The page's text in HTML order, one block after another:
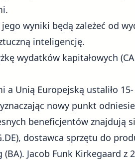
wyniki będą zależeć od
inteligencję.
wydatków kapitałowych
a Unią Europejską ustaliło 15-
nowy punkt
beneficjentów znajdują
, dostawca sprzętu do
(BA). Jacob Funk Kirkegaard z